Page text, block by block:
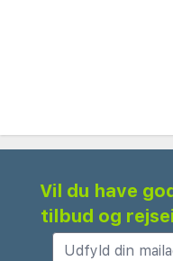
Vil du have
tilbud og